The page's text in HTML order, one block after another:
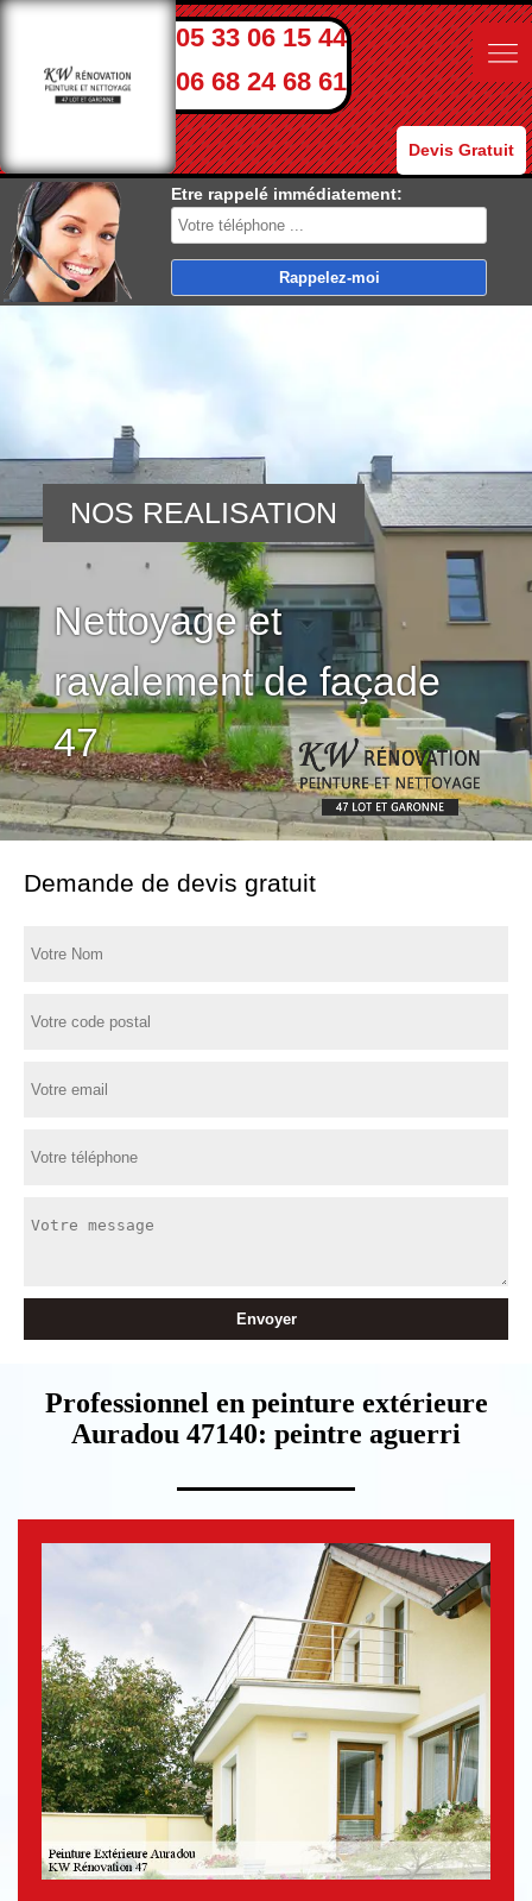
05 33 06 15 44
06 68 24 68 61
Devis Gratuit
Etre rappelé immédiatement:
Nettoyage et
ravalement de façade
47
NOS REALISATION
Demande de devis gratuit
Professionnel en peinture extérieure
Auradou 47140: peintre aguerri